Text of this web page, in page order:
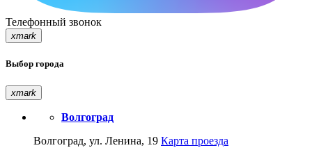
Телефонный звонок
xmark
Выбор города
xmark
Волгоград
Волгоград, ул. Ленина, 19 Карта проезда